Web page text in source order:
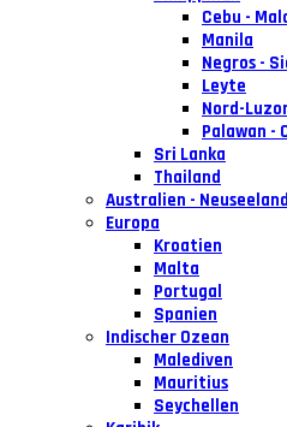
Cebu -
Manila
Negros -
Leyte
Nord-
Palawan -
Sri Lanka
Thailand
Australien - Neuseeland
Europa
Kroatien
Malta
Portugal
Spanien
Indischer Ozean
Malediven
Mauritius
Seychellen